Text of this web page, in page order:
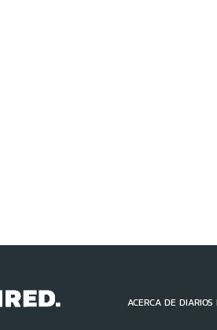
ACERCA DE DIARIOS